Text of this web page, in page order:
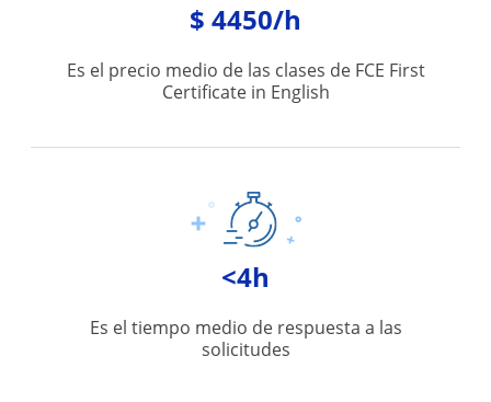
$ 4450/h
Es el precio medio de las clases de FCE First
Certificate in English
<4h
Es el tiempo medio de respuesta a las
solicitudes